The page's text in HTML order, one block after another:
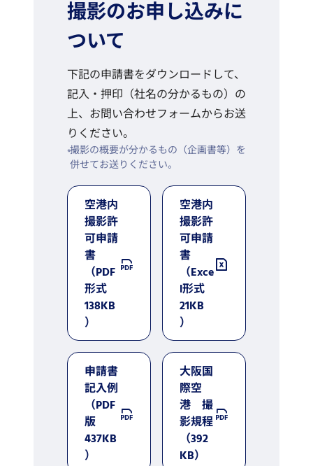
撮影のお申し込みに
ついて
下記の申請書をダウンロードして、
記入・押印（社名の分かるもの）の
上、お問い合わせフォームからお送
りください。
撮影の概要が分かるもの（企画書等）を
併せてお送りください。
空港内
撮影許
可申請
書
（PDF
形式
138KB
）
空港内
撮影許
可申請
書
（Exce
l形式
21KB
）
申請書
記入例
（PDF
版
437KB
）
大阪国
際空
港 撮
影規程
（392
KB）